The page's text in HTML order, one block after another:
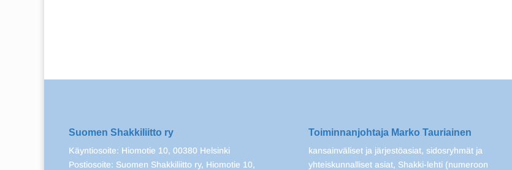
Suomen Shakkiliitto ry
Käyntiosoite: Hiomotie 10, 00380 Helsinki
Postiosoite: Suomen Shakkiliitto ry, Hiomotie 10,
Toiminnanjohtaja Marko Tauriainen
kansainväliset ja järjestöasiat, sidosryhmät ja
yhteiskunnalliset asiat, Shakki-lehti (numeroon